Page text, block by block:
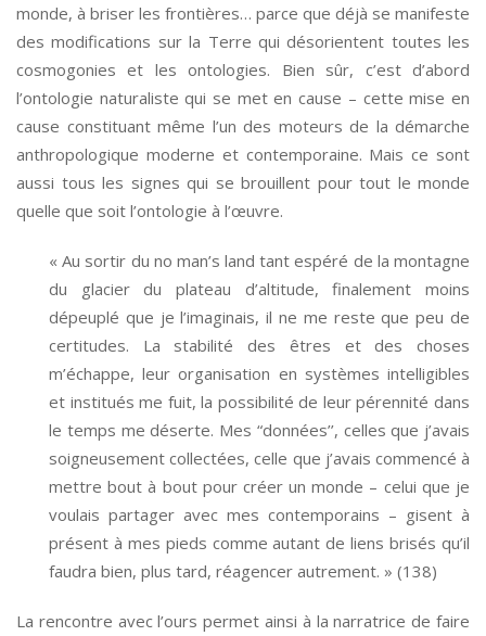
monde, à briser les frontières… parce que déjà se manifeste
des modifications sur la Terre qui désorientent toutes les
cosmogonies et les ontologies. Bien sûr, c’est d’abord
l’ontologie naturaliste qui se met en cause – cette mise en
cause constituant même l’un des moteurs de la démarche
anthropologique moderne et contemporaine. Mais ce sont
aussi tous les signes qui se brouillent pour tout le monde
quelle que soit l’ontologie à l’œuvre.
« Au sortir du no man’s land tant espéré de la montagne
du glacier du plateau d’altitude, finalement moins
dépeuplé que je l’imaginais, il ne me reste que peu de
certitudes. La stabilité des êtres et des choses
m’échappe, leur organisation en systèmes intelligibles
et institués me fuit, la possibilité de leur pérennité dans
le temps me déserte. Mes “données’’, celles que j’avais
soigneusement collectées, celle que j’avais commencé à
mettre bout à bout pour créer un monde – celui que je
voulais partager avec mes contemporains – gisent à
présent à mes pieds comme autant de liens brisés qu’il
faudra bien, plus tard, réagencer autrement. » (138)
La rencontre avec l’ours permet ainsi à la narratrice de faire